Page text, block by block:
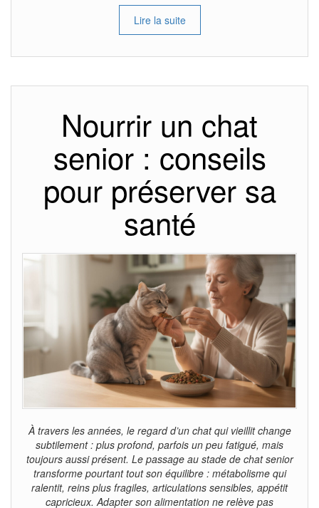
Lire la suite
Nourrir un chat
senior : conseils
pour préserver sa
santé
À travers les années, le regard d’un chat qui vieillit change
subtilement : plus profond, parfois un peu fatigué, mais
toujours aussi présent. Le passage au stade de chat senior
transforme pourtant tout son équilibre : métabolisme qui
ralentit, reins plus fragiles, articulations sensibles, appétit
capricieux. Adapter son alimentation ne relève pas